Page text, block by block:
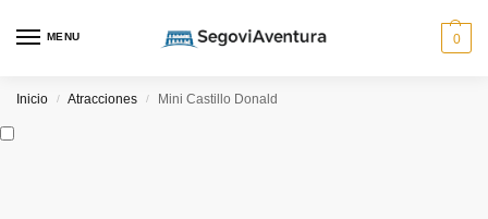
MENU 0
Inicio / Atracciones / Mini Castillo Donald